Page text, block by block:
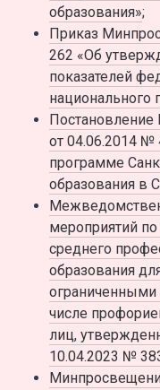
образования»;
Приказ
262 «Об
показателей
национального
Постановление
от 04.06.2014 №
программе
образования в
мероприятий
среднего
образования
числе
лиц,
10.04.2023 №